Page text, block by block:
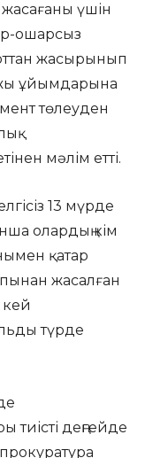
жасағаны үшін
ошарсыз
жасырынып
ұйымдарына
төлеуден
мәлім етті.
13 мүрде
олардың кім
қатар
жасалған
кей
түрде
деңгейде